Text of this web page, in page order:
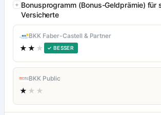
Bonusprogramm (Bonus-Geldprämie) für
Versicherte
BKK Faber-Castell & Partner
★★ ★ ✓ BESSER
BKK Public
★ ★★